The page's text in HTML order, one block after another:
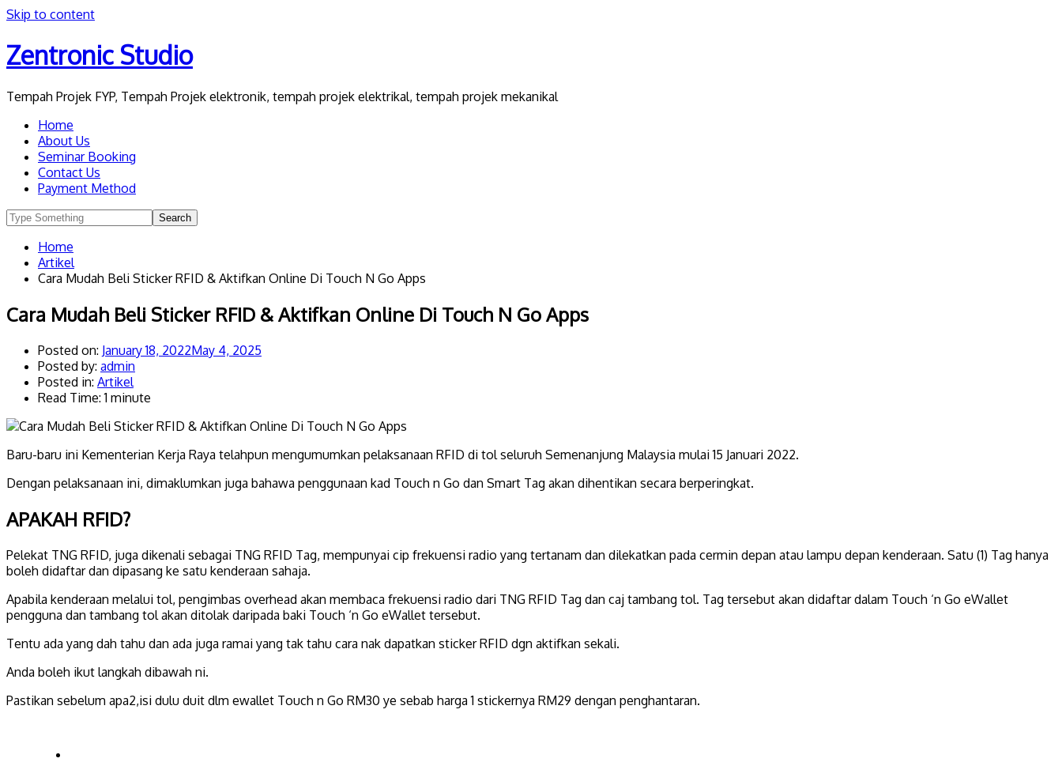
Skip to content
Zentronic Studio
Tempah Projek FYP, Tempah Projek elektronik, tempah projek elektrikal, tempah projek mekanikal
Home
About Us
Seminar Booking
Contact Us
Payment Method
Home
Artikel
Cara Mudah Beli Sticker RFID & Aktifkan Online Di Touch N Go Apps
Cara Mudah Beli Sticker RFID & Aktifkan Online Di Touch N Go Apps
Posted on: January 18, 2022May 4, 2025
Posted by: admin
Posted in: Artikel
Read Time: 1 minute
Baru-baru ini Kementerian Kerja Raya telahpun mengumumkan pelaksanaan RFID di tol seluruh Semenanjung Malaysia mulai 15 Januari 2022.
Dengan pelaksanaan ini, dimaklumkan juga bahawa penggunaan kad Touch n Go dan Smart Tag akan dihentikan secara berperingkat.
APAKAH RFID?
Pelekat TNG RFID, juga dikenali sebagai TNG RFID Tag, mempunyai cip frekuensi radio yang tertanam dan dilekatkan pada cermin depan atau lampu depan kenderaan. Satu (1) Tag hanya
boleh didaftar dan dipasang ke satu kenderaan sahaja.
Apabila kenderaan melalui tol, pengimbas overhead akan membaca frekuensi radio dari TNG RFID Tag dan caj tambang tol. Tag tersebut akan didaftar dalam Touch ‘n Go eWallet
pengguna dan tambang tol akan ditolak daripada baki Touch ‘n Go eWallet tersebut.
Tentu ada yang dah tahu dan ada juga ramai yang tak tahu cara nak dapatkan sticker RFID dgn aktifkan sekali.
Anda boleh ikut langkah dibawah ni.
Pastikan sebelum apa2,isi dulu duit dlm ewallet Touch n Go RM30 ye sebab harga 1 stickernya RM29 dengan penghantaran.